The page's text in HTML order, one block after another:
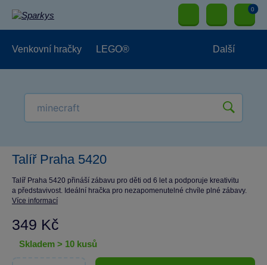
0
Venkovní hračky LEGO® Další
Talíř Praha 5420
Talíř Praha 5420 přináší zábavu pro děti od 6 let a podporuje kreativitu
a představivost. Ideální hračka pro nezapomenutelné chvíle plné zábavy.
Více informací
349 Kč
skladem > 10 kusů